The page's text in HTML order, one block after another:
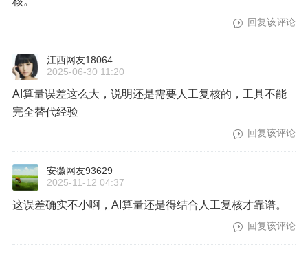
回复该评论
江西网友18064
2025-06-30 11:20
AI算量误差这么大，说明还是需要人工复核的，工具不能
完全替代经验
回复该评论
安徽网友93629
2025-11-12 04:37
这误差确实不小啊，AI算量还是得结合人工复核才靠谱。
回复该评论